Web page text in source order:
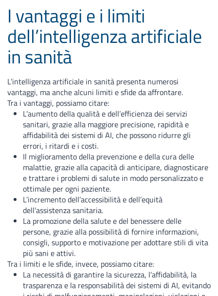
I vantaggi e i limiti
dell’intelligenza artificiale
in sanità
L’intelligenza artificiale in sanità presenta numerosi
vantaggi, ma anche alcuni limiti e sfide da affrontare.
Tra i vantaggi, possiamo citare:
L’aumento della qualità e dell’efficienza dei servizi
sanitari, grazie alla maggiore precisione, rapidità e
affidabilità dei sistemi di AI, che possono ridurre gli
errori, i ritardi e i costi.
Il miglioramento della prevenzione e della cura delle
malattie, grazie alla capacità di anticipare, diagnosticare
e trattare i problemi di salute in modo personalizzato e
ottimale per ogni paziente.
L’incremento dell’accessibilità e dell’equità
dell’assistenza sanitaria.
La promozione della salute e del benessere delle
persone, grazie alla possibilità di fornire informazioni,
consigli, supporto e motivazione per adottare stili di vita
più sani e attivi.
Tra i limiti e le sfide, invece, possiamo citare:
La necessità di garantire la sicurezza, l’affidabilità, la
trasparenza e la responsabilità dei sistemi di AI, evitando